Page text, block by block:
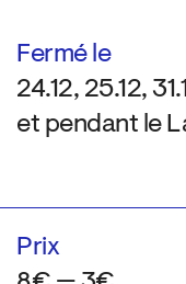
Fermé le
24.12, 25.12,
et pendant le
Prix